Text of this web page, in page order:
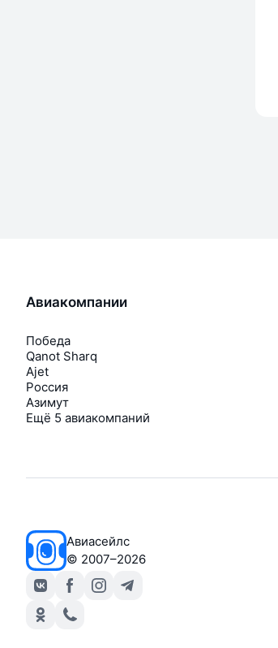
Авиакомпании
Победа
Qanot Sharq
Ajet
Россия
Азимут
Ещё 5 авиакомпаний
Авиасейлс
© 2007–2026